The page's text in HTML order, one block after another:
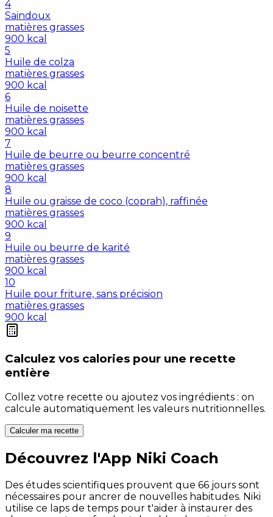
4
Saindoux
matières grasses
900 kcal
5
Huile de colza
matières grasses
900 kcal
6
Huile de noisette
matières grasses
900 kcal
7
Huile de beurre ou beurre concentré
matières grasses
900 kcal
8
Huile ou graisse de coco (coprah), raffinée
matières grasses
900 kcal
9
Huile ou beurre de karité
matières grasses
900 kcal
10
Huile pour friture, sans précision
matières grasses
900 kcal
Calculez vos calories pour une recette
entière
Collez votre recette ou ajoutez vos ingrédients : on
calcule automatiquement les valeurs nutritionnelles.
Calculer ma recette
Découvrez l'App Niki Coach
Des études scientifiques prouvent que 66 jours sont
nécessaires pour ancrer de nouvelles habitudes. Niki
utilise ce laps de temps pour t'aider à instaurer des